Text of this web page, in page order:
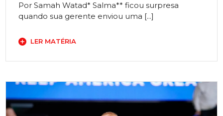
Por Samah Watad* Salma** ficou surpresa
quando sua gerente enviou uma [...]
LER MATÉRIA